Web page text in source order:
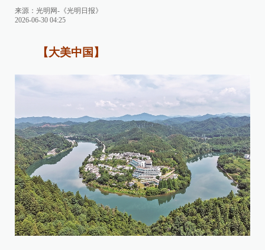
来源： 光明网-《光明日报》
2026-06-30 04:25
【大美中国】